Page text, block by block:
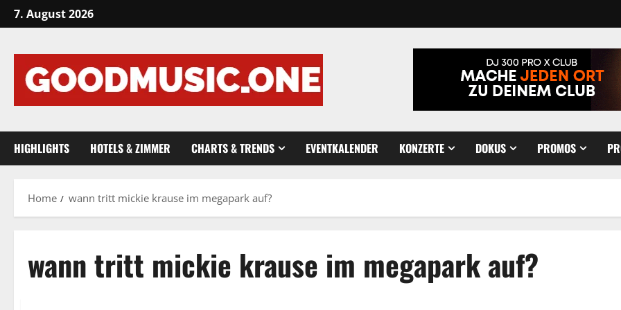
Skip
to
7. August 2026
HIGHLIGHTS HOTELS & ZIMMER CHARTS & TRENDS EVENTKALENDER KONZERTE DOKUS PROMOS
Home wann tritt mickie krause im megapark auf?
wann tritt mickie krause im megapark auf?